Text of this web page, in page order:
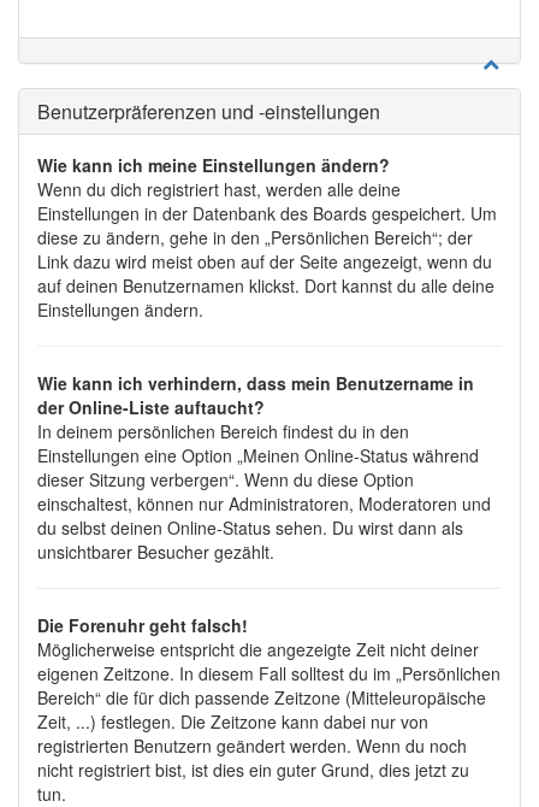
Benutzerpräferenzen und -einstellungen
Wie kann ich meine Einstellungen ändern?
Wenn du dich registriert hast, werden alle deine
Einstellungen in der Datenbank des Boards gespeichert. Um
diese zu ändern, gehe in den „Persönlichen Bereich“; der
Link dazu wird meist oben auf der Seite angezeigt, wenn du
auf deinen Benutzernamen klickst. Dort kannst du alle deine
Einstellungen ändern.
Wie kann ich verhindern, dass mein Benutzername in
der Online-Liste auftaucht?
In deinem persönlichen Bereich findest du in den
Einstellungen eine Option „Meinen Online-Status während
dieser Sitzung verbergen“. Wenn du diese Option
einschaltest, können nur Administratoren, Moderatoren und
du selbst deinen Online-Status sehen. Du wirst dann als
unsichtbarer Besucher gezählt.
Die Forenuhr geht falsch!
Möglicherweise entspricht die angezeigte Zeit nicht deiner
eigenen Zeitzone. In diesem Fall solltest du im „Persönlichen
Bereich“ die für dich passende Zeitzone (Mitteleuropäische
Zeit, ...) festlegen. Die Zeitzone kann dabei nur von
registrierten Benutzern geändert werden. Wenn du noch
nicht registriert bist, ist dies ein guter Grund, dies jetzt zu
tun.